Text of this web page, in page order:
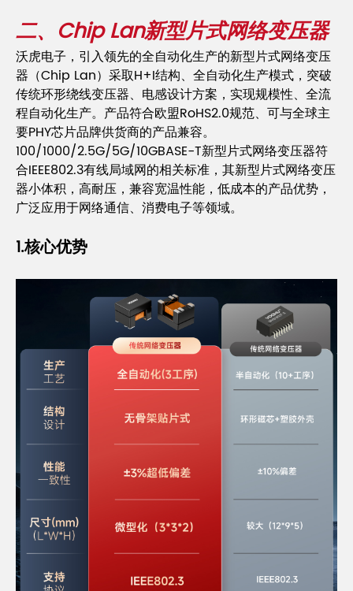
二、Chip Lan新型片式网络变压器
沃虎电子，引入领先的全自动化生产的新型片式网络变压
器（Chip Lan）采取H+I结构、全自动化生产模式，突破
传统环形绕线变压器、电感设计方案，实现规模性、全流
程自动化生产。产品符合欧盟RoHS2.0规范、可与全球主
要PHY芯片品牌供货商的产品兼容。
100/1000/2.5G/5G/10GBASE-T新型片式网络变压器符
合IEEE802.3有线局域网的相关标准，其新型片式网络变压
器小体积，高耐压，兼容宽温性能，低成本的产品优势，
广泛应用于网络通信、消费电子等领域。
1.核心优势